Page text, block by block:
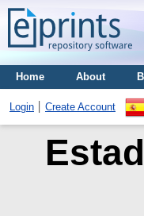
Home About
Login Create Account